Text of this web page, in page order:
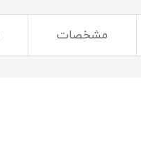
مشخصات